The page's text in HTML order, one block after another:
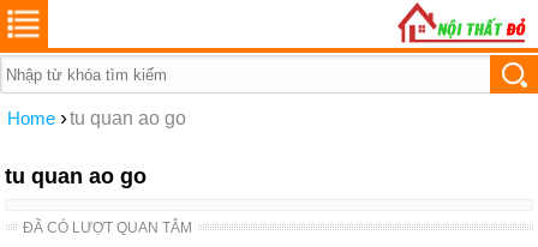
Home ›tu quan ao go
tu quan ao go
ĐÃ CÓ LƯỢT QUAN TÂM